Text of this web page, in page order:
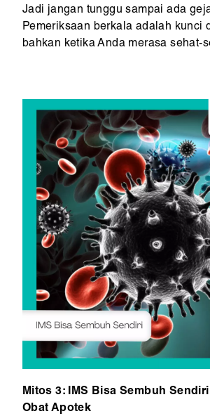
Jadi jangan tunggu sampai ada
Pemeriksaan berkala adalah kunci
bahkan ketika Anda merasa sehat-
Mitos 3: IMS Bisa Sembuh
Obat Apotek